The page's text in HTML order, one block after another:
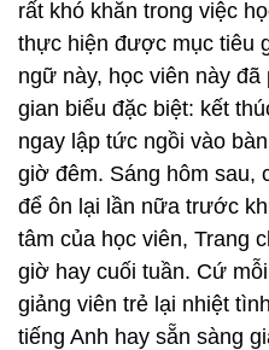
rất khó khăn trong việc
thực hiện được mục tiêu
ngữ này, học viên này
gian biểu đặc biệt: kết
ngay lập tức ngồi vào
giờ đêm. Sáng hôm sau,
để ôn lại lần nữa trước
tâm của học viên, Trang
giờ hay cuối tuần. Cứ
giảng viên trẻ lại nhiệt
tiếng Anh hay sẵn sàng